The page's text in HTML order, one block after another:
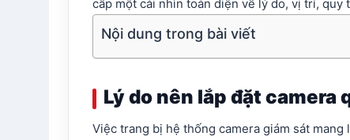
cấp một cái nhìn toàn diện về lý do, vị trí, quy
Nội dung trong bài viết
Lý do nên lắp đặt camera
Việc trang bị hệ thống camera giám sát